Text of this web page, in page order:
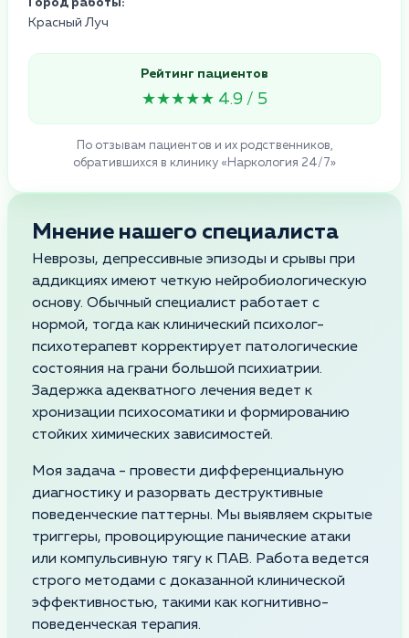
Город работы:
Красный Луч
Рейтинг пациентов
★★★★★ 4.9 / 5
По отзывам пациентов и их родственников,
обратившихся в клинику «Наркология 24/7»
Мнение нашего специалиста
Неврозы, депрессивные эпизоды и срывы при
аддикциях имеют четкую нейробиологическую
основу. Обычный специалист работает с
нормой, тогда как клинический психолог-
психотерапевт корректирует патологические
состояния на грани большой психиатрии.
Задержка адекватного лечения ведет к
хронизации психосоматики и формированию
стойких химических зависимостей.
Моя задача - провести дифференциальную
диагностику и разорвать деструктивные
поведенческие паттерны. Мы выявляем скрытые
триггеры, провоцирующие панические атаки
или компульсивную тягу к ПАВ. Работа ведется
строго методами с доказанной клинической
эффективностью, такими как когнитивно-
поведенческая терапия.